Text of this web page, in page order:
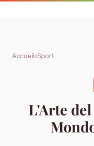
Accueil›Sport
L'Arte